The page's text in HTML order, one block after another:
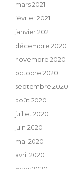
mars 2021
février 2021
janvier 2021
décembre 2020
novembre 2020
octobre 2020
septembre 2020
août 2020
juillet 2020
juin 2020
mai 2020
avril 2020